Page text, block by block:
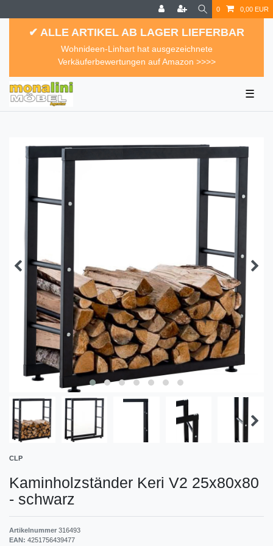
0 0,00 EUR
✔ ALLE ARTIKEL AB LAGER LIEFERBAR
Wohnideen-Linhart hat ausgezeichnete
Verkäuferbewertungen auf Amazon >>>>
☰
CLP
Kaminholzständer Keri V2 25x80x80
- schwarz
Artikelnummer 316493
EAN: 4251756439477